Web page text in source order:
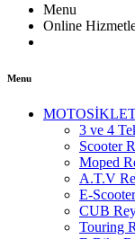
Menu
Online
Menu
3 ve 4
Scooter
Moped
A.T.V
E-
CUB
Touring